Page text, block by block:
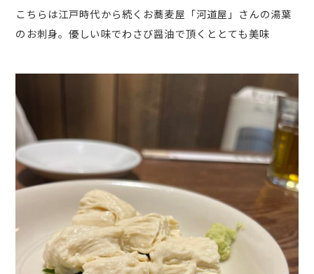
こちらは江戸時代から続くお蕎麦屋「河道屋」さんの湯葉
のお刺身。優しい味でわさび醤油で頂くととても美味